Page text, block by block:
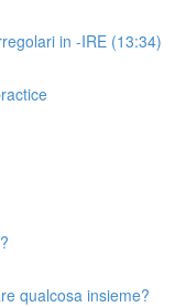
in -IRE (13:34)
qualcosa insieme?